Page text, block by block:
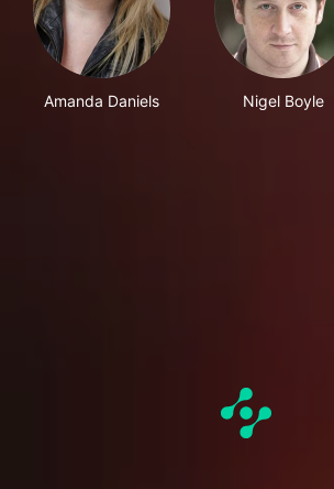
Amanda Daniels Nigel Boyle